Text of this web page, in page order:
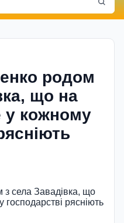
родом
що на
у кожному